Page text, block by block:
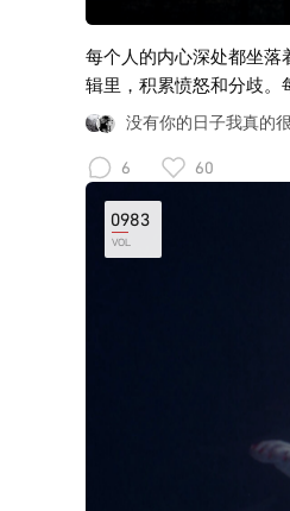
每个人的内心深处都坐落
辑里，积累愤怒和分歧。
果这个世界不是这样的，
（Post-black Metal）专
（Black Metal）与后摇
产物。 后黑金属与传统
等。这种融合可以带来
没有你的日子我真的
6 60
0983
VOL